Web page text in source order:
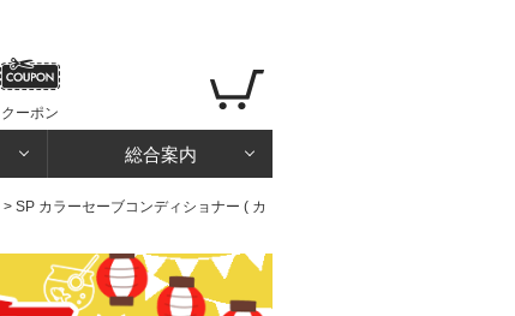
クーポン
総合案内
> SP カラーセーブコンディショナー ( カ